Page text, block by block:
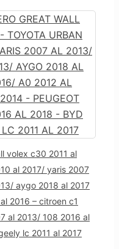
volex c30 2011 al
al 2017/ yaris 2007
aygo 2018 al 2017
2016 – citroen c1
al 2013/ 108 2016 al
lc 2011 al 2017